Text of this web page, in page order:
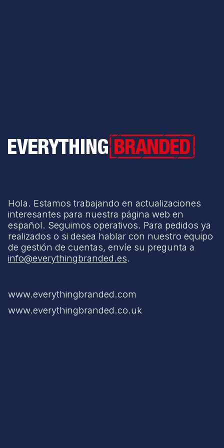
Everything Branded
Hola. Estamos trabajando en actualizaciones
interesantes para nuestra página web en
español. Seguimos operativos. Para pedidos ya
realizados o si desea hablar con nuestro equipo
de gestión de cuentas, envíe su pregunta a
info@everythingbranded.es.
www.everythingbranded.com
www.everythingbranded.co.uk